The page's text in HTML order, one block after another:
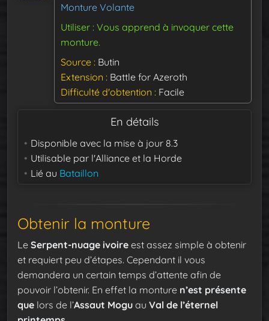
Monture Volante
Utiliser : Vous apprend à invoquer cette
monture.
Source Butin
Extension
Battle for Azeroth
Difficulté d'obtention
Facile
En détails
Disponible avec la mise à jour 8.3
Utilisable par l'Alliance et la Horde
Lié au Bataillon
Obtenir la monture
Le Serpent-nuage ivoire est assez simple à obtenir
et requiert peu d’étapes. Cependant il vous
demandera un certain temps d’attente afin de
pouvoir l’obtenir. En effet la monture n’est présente
que lors de l’Assaut Mogu au Val de l’éternel